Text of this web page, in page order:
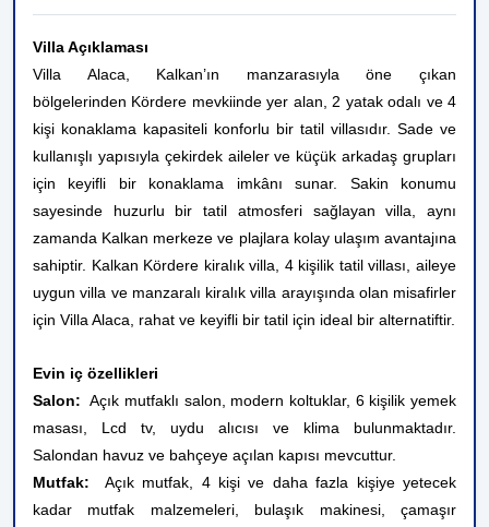
Villa Açıklaması
Villa Alaca, Kalkan’ın manzarasıyla öne çıkan
bölgelerinden Kördere mevkiinde yer alan, 2 yatak odalı ve 4
kişi konaklama kapasiteli konforlu bir tatil villasıdır. Sade ve
kullanışlı yapısıyla çekirdek aileler ve küçük arkadaş grupları
için keyifli bir konaklama imkânı sunar. Sakin konumu
sayesinde huzurlu bir tatil atmosferi sağlayan villa, aynı
zamanda Kalkan merkeze ve plajlara kolay ulaşım avantajına
sahiptir. Kalkan Kördere kiralık villa, 4 kişilik tatil villası, aileye
uygun villa ve manzaralı kiralık villa arayışında olan misafirler
için Villa Alaca, rahat ve keyifli bir tatil için ideal bir alternatiftir.
Evin iç özellikleri
Salon: Açık mutfaklı salon, modern koltuklar, 6 kişilik yemek
masası, Lcd tv, uydu alıcısı ve klima bulunmaktadır.
Salondan havuz ve bahçeye açılan kapısı mevcuttur.
Mutfak:
Açık mutfak, 4 kişi ve daha fazla kişiye yetecek
kadar mutfak malzemeleri, bulaşık makinesi, çamaşır